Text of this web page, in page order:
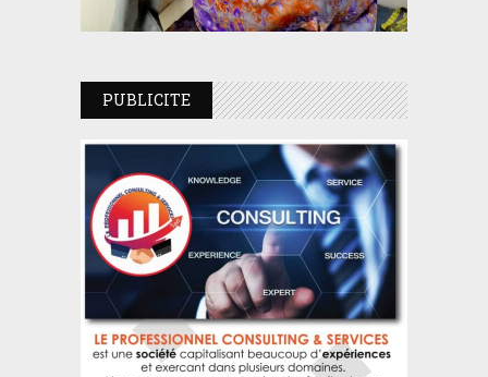
PUBLICITE